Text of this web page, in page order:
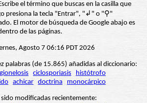
el término que buscas en la casilla que
presiona la tecla "Entrar", "↲" o "⚲"
El motor de búsqueda de Google abajo es
de las páginas.
Agosto 7 06:16 PDT 2026
palabras (de 15.865) añadidas al diccionario:
ciclosporiasis
histótrofo
achicar doctrina monocárpico
sido modificadas recientemente: